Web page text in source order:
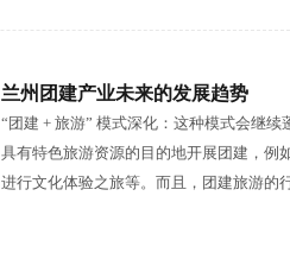
兰州团建产业未来的发展趋势
“团建 + 旅游” 模式深化：这种模式会继
具有特色旅游资源的目的地开展团建，例
进行文化体验之旅等。而且，团建旅游的